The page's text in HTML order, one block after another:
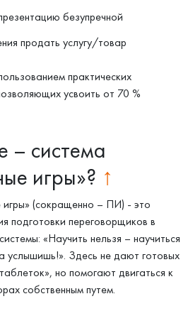
безупречной
продать услугу/товар
практических
усвоить от 70 %
– система
игры»? ↑
(сокращенно – ПИ) - это
подготовки переговорщиков в
«Научить нельзя – научиться
услышишь!». Здесь не дают готовых
но помогают двигаться к
собственным путем.